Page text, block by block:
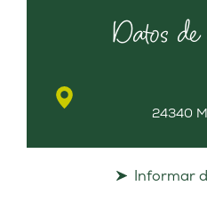
Datos de
24340
Informar